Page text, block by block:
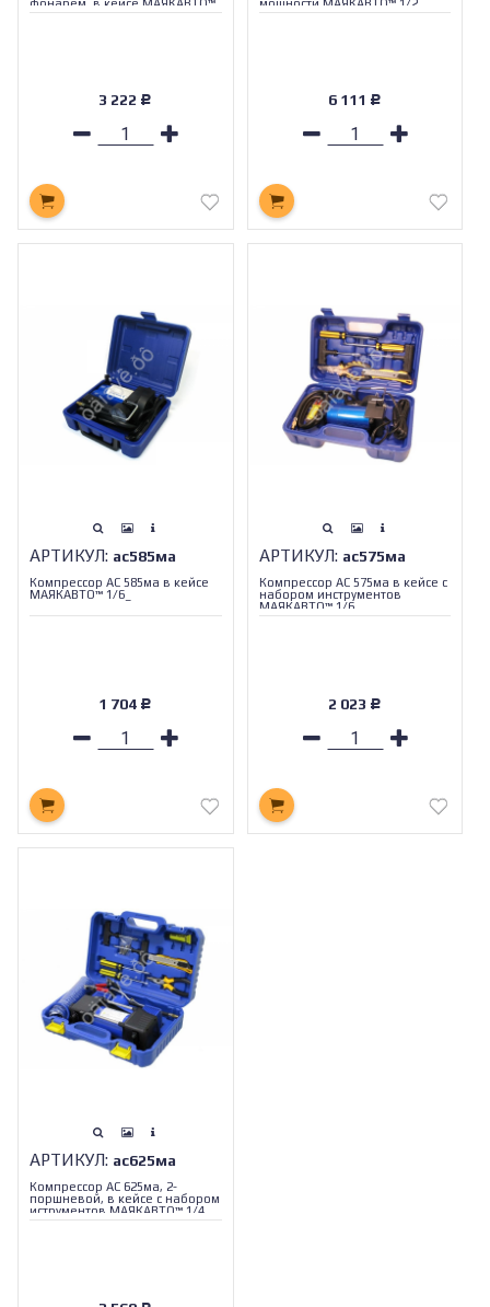
фонарем, в кейсе МАЯКАВТО™
1/4_
3 222 Р
мощности МАЯКАВТО™ 1/2_
6 111 Р
АРТИКУЛ: ас585ма
Компрессор АС 585ма в кейсе
МАЯКАВТО™ 1/6_
1 704 Р
АРТИКУЛ: ас575ма
Компрессор АС 575ма в кейсе с
набором инструментов
МАЯКАВТО™ 1/6_
2 023 Р
АРТИКУЛ: ас625ма
Компрессор АС 625ма, 2-
поршневой, в кейсе с набором
иструментов МАЯКАВТО™ 1/4_